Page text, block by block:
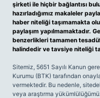
şirketi ile hiçbir bağlantısı
hazırladığımız makaleler
haber niteliği taşımamakta
paylaşım yapılmamaktadır.
benzerlikleri tamamen
halindedir ve tavsiye niteliği
Sitemiz, 5651 Sayılı Kanun
Kurumu (BTK) tarafından
vermektedir. Bu nedenle,
veya araştırma